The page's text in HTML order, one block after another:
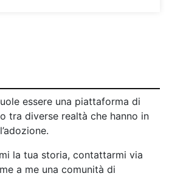
essere una piattaforma di
tra diverse realtà che hanno in
la tua storia, contattarmi via
a me una comunità di